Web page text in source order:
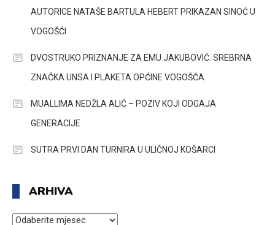
AUTORICE NATAŠE BARTULA HEBERT PRIKAZAN SINOĆ U
VOGOŠĆI
DVOSTRUKO PRIZNANJE ZA EMU JAKUBOVIĆ: SREBRNA
ZNAČKA UNSA I PLAKETA OPĆINE VOGOŠĆA
MUALLIMA NEDŽLA ALIĆ – POZIV KOJI ODGAJA
GENERACIJE
SUTRA PRVI DAN TURNIRA U ULIČNOJ KOŠARCI
ARHIVA
ARHIVA